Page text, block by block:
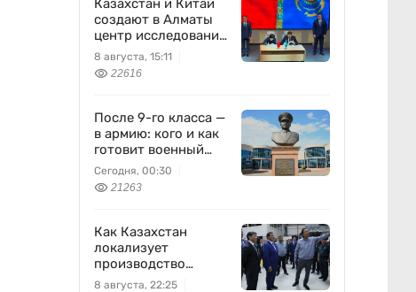
Казахстан и Китай
создают в Алматы
центр исследований
землетрясений
8 августа, 15:11
22616
После 9-го класса —
в армию: кого и как
готовит военный
колледж
Сегодня, 00:30
21263
Как Казахстан
локализует
производство
оборонной техники
8 августа, 22:25